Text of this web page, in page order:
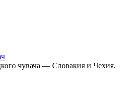
чувача — Словакия и Чехия.